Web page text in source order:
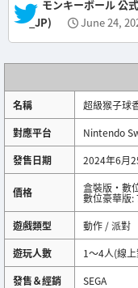
— モンキーボール 公式／Super Monkey Ball Official JP (@SMB
_JP)
June 24,
名稱
超級猴子球
對應平台
Nintendo
發售日期
2024年6月
價格 盒裝版・數
數位豪華版:
遊戲類型
動作 / 派對
遊玩人數
1～4人(線
發售＆經銷
SEGA